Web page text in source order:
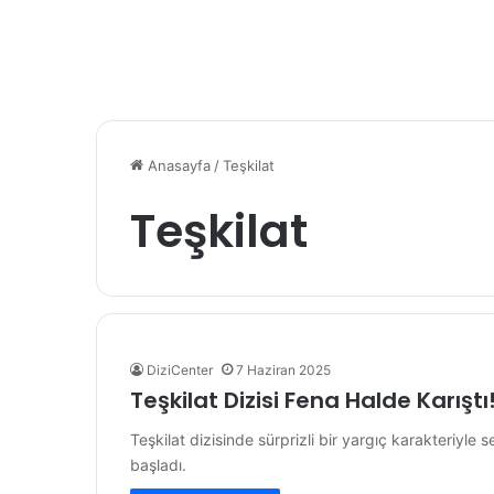
Anasayfa /Teşkilat
Teşkilat
DiziCenter 7 Haziran 2025
Teşkilat Dizisi Fena Halde
Teşkilat dizisinde sürprizli bir yargıç karakteriyle
başladı.